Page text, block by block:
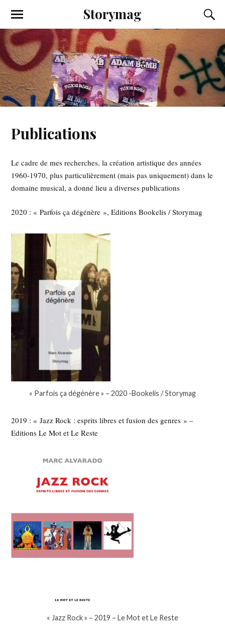
Storymag
Publications
Le cadre de mes recherches, la création artistique des années
1960-1970, plus particulièrement (mais pas uniquement) dans le
domaine musical, a donné lieu a diverses publications
2020 : « Parfois ça dégénère », Editions Bookelis / Storymag
« Parfois ça dégénère » – 2020 -Bookelis / Storymag
2019 : « Jazz Rock : esprits libres et fusion des genres » –
Editions Le Mot et Le Reste
« Jazz Rock » – 2019 – Le Mot et Le Reste